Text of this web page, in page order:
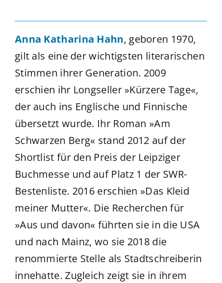
Anna Katharina Hahn, geboren 1970,
gilt als eine der wichtigsten literarischen
Stimmen ihrer Generation. 2009
erschien ihr Longseller »Kürzere Tage«,
der auch ins Englische und Finnische
übersetzt wurde. Ihr Roman »Am
Schwarzen Berg« stand 2012 auf der
Shortlist für den Preis der Leipziger
Buchmesse und auf Platz 1 der SWR-
Bestenliste. 2016 erschien »Das Kleid
meiner Mutter«. Die Recherchen für
»Aus und davon« führten sie in die USA
und nach Mainz, wo sie 2018 die
renommierte Stelle als Stadtschreiberin
innehatte. Zugleich zeigt sie in ihrem